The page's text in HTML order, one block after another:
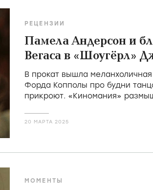
РЕЦЕНЗИИ
Памела Андерсон и
Вегаса в «Шоугёрл»
В прокат вышла
Форда Копполы про будни
прикроют. «Киномания»
20 МАРТА 2025
МОМЕНТЫ